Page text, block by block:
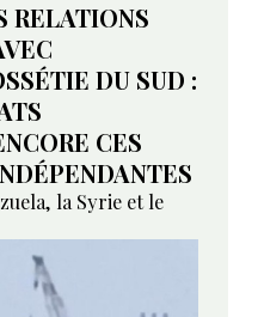
RELATIONS
DU SUD :
CES
la Syrie et le